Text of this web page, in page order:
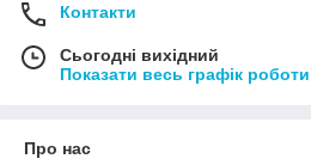
Контакти
Сьогодні вихідний
Показати весь графік роботи
Про нас